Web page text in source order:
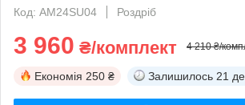
Код: AM24SU04
Роздріб
3 960 ₴/комплект 4 210 ₴/
Економія 250 ₴ Залишилось 21